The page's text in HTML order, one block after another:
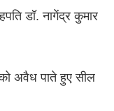
डॉ. नागेंद्र कुमार
अवैध पाते हुए सील